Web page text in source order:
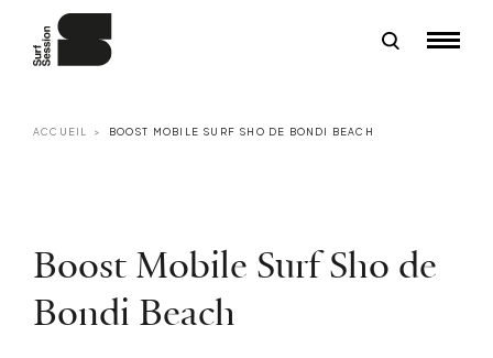
ACCUEIL BOOST MOBILE SURF SHO DE BONDI BEACH
Boost Mobile Surf Sho de
Bondi Beach